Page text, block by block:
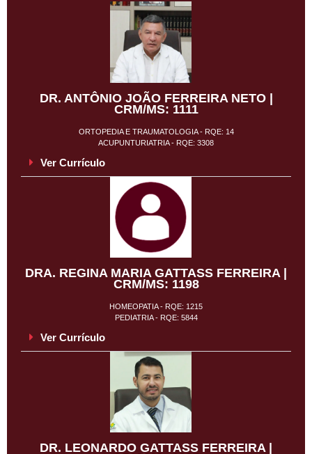
DR. ANTÔNIO JOÃO FERREIRA NETO |
CRM/MS: 1111
ORTOPEDIA E TRAUMATOLOGIA - RQE: 14
ACUPUNTURIATRIA - RQE: 3308
Ver Currículo
DRA. REGINA MARIA GATTASS FERREIRA |
CRM/MS: 1198
HOMEOPATIA - RQE: 1215
PEDIATRIA - RQE: 5844
Ver Currículo
DR. LEONARDO GATTASS FERREIRA |